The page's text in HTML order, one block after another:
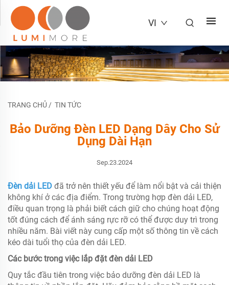
VI
TRANG CHỦ / TIN TỨC
Bảo Dưỡng Đèn LED Dạng Dây Cho Sử
Dụng Dài Hạn
Sep.23.2024
Đèn dải LED đã trở nên thiết yếu để làm nổi bật và cải thiện
không khí ở các địa điểm. Trong trường hợp đèn dải LED,
điều quan trọng là phải biết cách giữ cho chúng hoạt động
tốt đúng cách để ánh sáng rực rỡ có thể được duy trì trong
nhiều năm. Bài viết này cung cấp một số thông tin về cách
kéo dài tuổi thọ của đèn dải LED.
Các bước trong việc lắp đặt đèn dải LED
Quy tắc đầu tiên trong việc bảo dưỡng đèn dải LED là